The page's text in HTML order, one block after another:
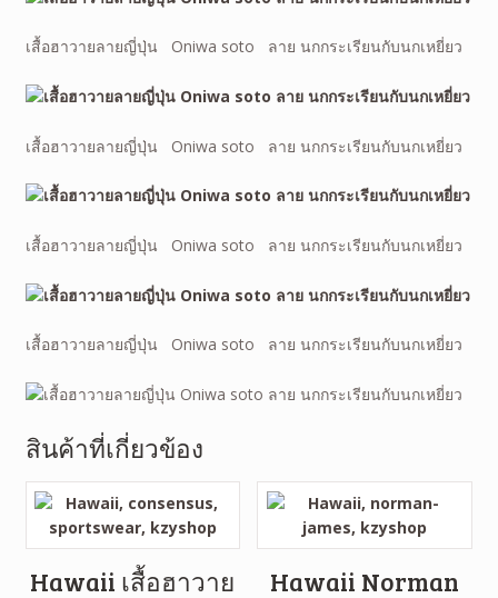
เสื้อฮาวายลายญี่ปุ่น Oniwa soto ลาย นกกระเรียนกับนกเหยี่ยว
เสื้อฮาวายลายญี่ปุ่น Oniwa soto ลาย นกกระเรียนกับนกเหยี่ยว
เสื้อฮาวายลายญี่ปุ่น Oniwa soto ลาย นกกระเรียนกับนกเหยี่ยว
เสื้อฮาวายลายญี่ปุ่น Oniwa soto ลาย นกกระเรียนกับนกเหยี่ยว
สินค้าที่เกี่ยวข้อง
Hawaii เสื้อฮาวาย Hawaii Norman